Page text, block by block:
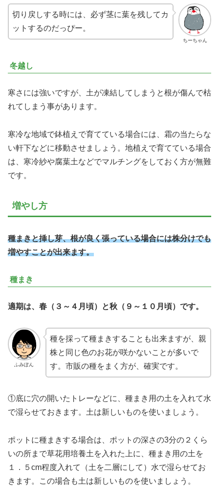
ちーちゃん
切り戻しする時には、必ず茎に葉を残してカ
ットするのだっぴー。
冬越し
寒さには強いですが、土が凍結してしまうと根が傷んで枯
れてしまう事があります。
寒冷な地域で鉢植えで育てている場合には、霜の当たらな
い軒下などに移動させましょう。地植えで育てている場合
は、寒冷紗や腐葉土などでマルチングをしておく方が無難
です。
増やし方
種まきと挿し芽、根が良く張っている場合には株分けでも
増やすことが出来ます。
種まき
適期は、春（３～４月頃）と秋（９～１０月頃）です。
ふみぽん
種を採って種まきすることも出来ますが、親
株と同じ色のお花が咲かないことが多いで
す。市販の種をまく方が、確実です。
①底に穴の開いたトレーなどに、種まき用の土を入れて水
で湿らせておきます。土は新しいものを使いましょう。
ポットに種まきする場合は、ポットの深さの3分の２くら
いの所まで草花用培養土を入れた上に、種まき用の土を
１．５cm程度入れて（土を二層にして）水で湿らせてお
きます。この場合も土は新しいものを使いましょう。